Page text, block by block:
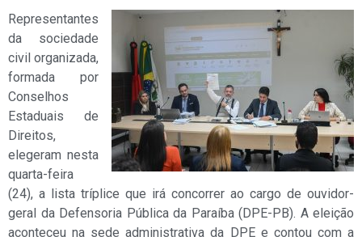
Representantes
da sociedade
civil organizada,
formada por
Conselhos
Estaduais de
Direitos,
elegeram nesta
quarta-feira
(24), a lista tríplice que irá concorrer ao cargo de ouvidor-
geral da Defensoria Pública da Paraíba (DPE-PB). A eleição
aconteceu na sede administrativa da DPE e contou com a